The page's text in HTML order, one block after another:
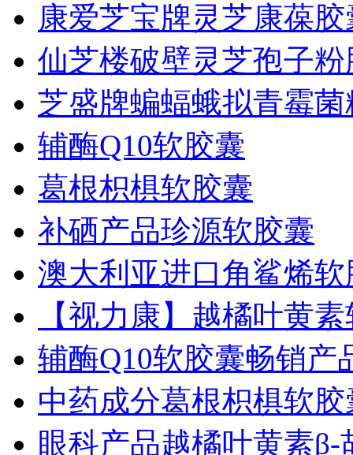
康爱芝宝牌灵芝康葆胶
仙芝楼破壁灵芝孢子粉
芝盛牌蝙蝠蛾拟青霉
辅酶Q10软胶囊
葛根枳椇软胶囊
补硒产品珍源软胶囊
澳大利亚进口角鲨烯软
【视力康】越橘叶黄
辅酶Q10软胶囊畅销产
中药成分葛根枳椇软胶
眼科产品越橘叶黄素β-